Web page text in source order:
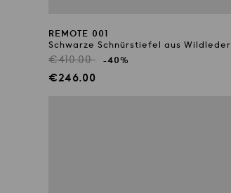
REMOTE 001
Schwarze Schnürstiefel aus Wildleder
Regulärer
Preis
€410.00 -40%
Verkaufspreis
€246.00